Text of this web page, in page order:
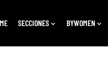
SECCIONES BYWOMEN